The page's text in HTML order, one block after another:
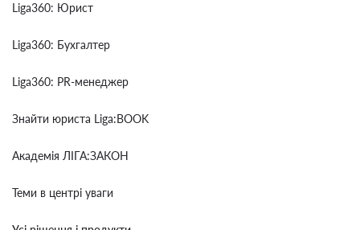
Liga360: Юрист
Liga360: Бухгалтер
Liga360: PR-менеджер
Знайти юриста Liga:BOOK
Академія ЛІГА:ЗАКОН
Теми в центрі уваги